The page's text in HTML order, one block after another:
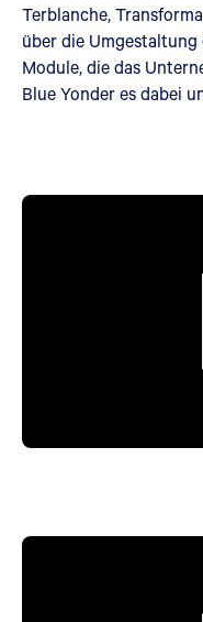
Terblanche,
über die
Module, die das
Blue Yonder es dabei